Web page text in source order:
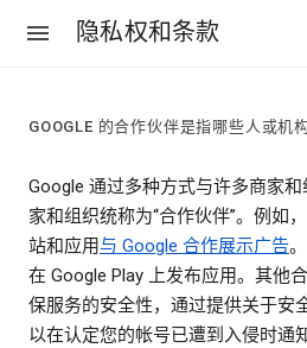
隐私权和条款
GOOGLE 的合作伙伴是指哪些人或机构
Google 通过多种方式与许多商家
家和组织统称为“合作伙伴”。例如
站和应用与 Google 合作展示广告
在 Google Play 上发布应用。其他
保服务的安全性，通过提供关于安
以在认定您的帐号已遭到入侵时通